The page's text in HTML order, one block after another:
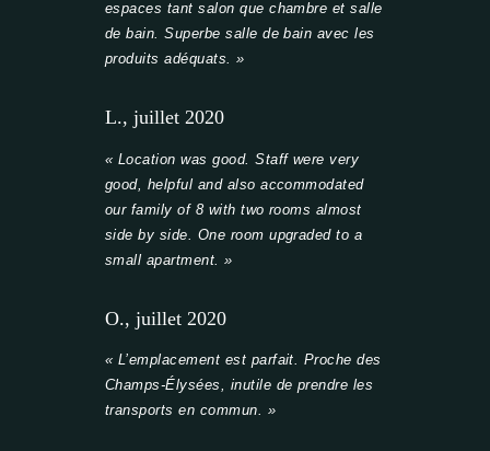
espaces tant salon que chambre et salle
de bain. Superbe salle de bain avec les
produits adéquats. »
L., juillet 2020
« Location was good. Staff were very
good, helpful and also accommodated
our family of 8 with two rooms almost
side by side. One room upgraded to a
small apartment. »
O., juillet 2020
« L’emplacement est parfait. Proche des
Champs-Élysées, inutile de prendre les
transports en commun. »